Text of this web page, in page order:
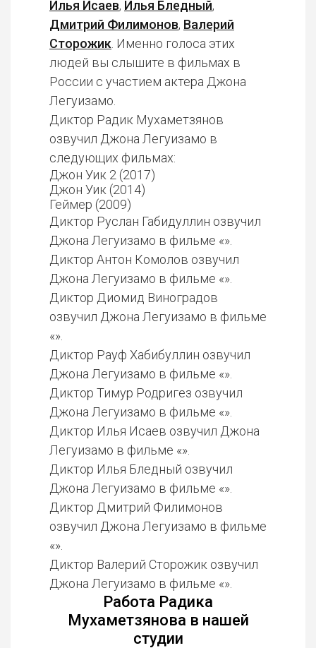
Илья Исаев, Илья Бледный,
Дмитрий Филимонов, Валерий
Сторожик . Именно голоса этих
людей вы слышите в фильмах в
России с участием актера Джона
Легуизамо.
Диктор Радик Мухаметзянов
озвучил Джона Легуизамо в
следующих фильмах:
Джон Уик 2 (2017)
Джон Уик (2014)
Геймер (2009)
Диктор Руслан Габидуллин озвучил
Джона Легуизамо в фильме «».
Диктор Антон Комолов озвучил
Джона Легуизамо в фильме «».
Диктор Диомид Виноградов
озвучил Джона Легуизамо в фильме
«».
Диктор Рауф Хабибуллин озвучил
Джона Легуизамо в фильме «».
Диктор Тимур Родригез озвучил
Джона Легуизамо в фильме «».
Диктор Илья Исаев озвучил Джона
Легуизамо в фильме «».
Диктор Илья Бледный озвучил
Джона Легуизамо в фильме «».
Диктор Дмитрий Филимонов
озвучил Джона Легуизамо в фильме
«».
Диктор Валерий Сторожик озвучил
Джона Легуизамо в фильме «».
Работа Радика
Мухаметзянова в нашей
студии